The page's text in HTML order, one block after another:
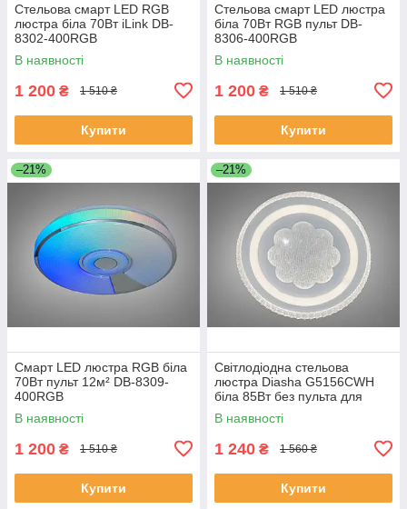
Стельова смарт LED RGB
люстра біла 70Вт iLink DB-
8302-400RGB
В наявності
1 200 ₴ 1 510 ₴
Купити
Стельова смарт LED люстра
біла 70Вт RGB пульт DB-
8306-400RGB
В наявності
1 200 ₴ 1 510 ₴
Купити
–21%
Смарт LED люстра RGB біла
70Вт пульт 12м² DB-8309-
400RGB
В наявності
1 200 ₴ 1 510 ₴
Купити
–21%
Світлодіодна стельова
люстра Diasha G5156CWH
біла 85Вт без пульта для
вітальні WG5156/C WH
В наявності
1 240 ₴ 1 560 ₴
Купити